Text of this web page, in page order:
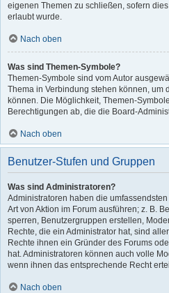
eigenen Themen zu schließen, sofern
erlaubt wurde.
Nach oben
Was sind Themen-Symbole?
Themen-Symbole sind vom Autor
Thema in Verbindung stehen können, um
können. Die Möglichkeit, Themen-
Berechtigungen ab, die die Board-
Nach oben
Benutzer-Stufen und Gruppen
Was sind Administratoren?
Administratoren haben die
Art von Aktion im Forum ausführen; z. B.
sperren, Benutzergruppen erstellen,
Rechte, die ein Administrator hat, sind
Rechte ihnen ein Gründer des Forums
hat. Administratoren können auch volle
wenn ihnen das entsprechende Recht
Nach oben